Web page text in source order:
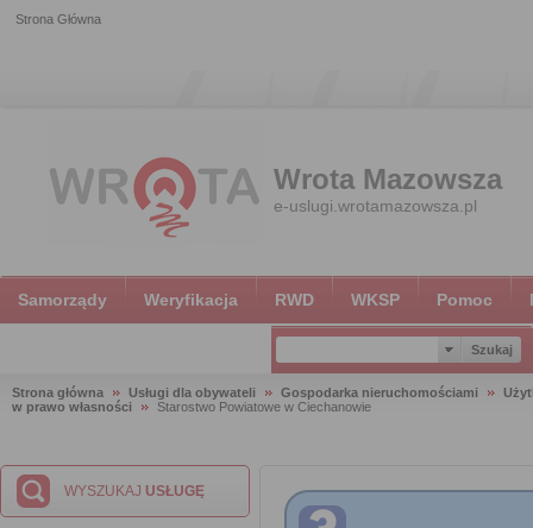
Strona Główna
Wrota Mazowsza
e-uslugi.wrotamazowsza.pl
Samorządy Weryfikacja RWD WKSP Pomoc
Strona główna Usługi dla obywateli Gospodarka nieruchomościami
w prawo własności
Starostwo Powiatowe w Ciechanowie
WYSZUKAJ USŁUGĘ